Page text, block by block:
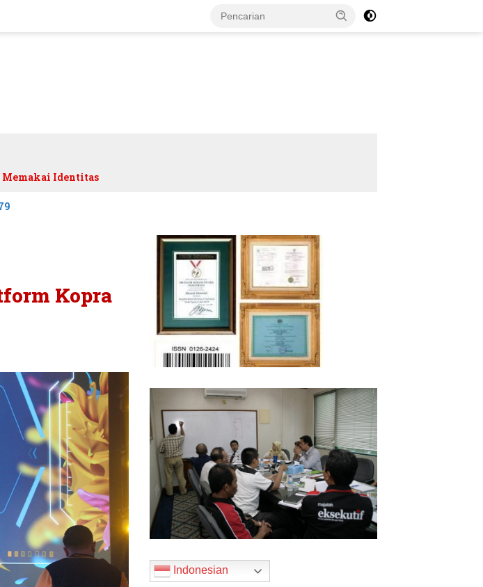
Identitas
Kopra
Indonesian